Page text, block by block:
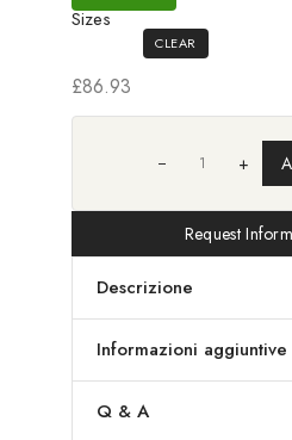
Sizes
CLEAR
£86.93
+
Request
Descrizione
Informazioni aggiuntive
Q & A